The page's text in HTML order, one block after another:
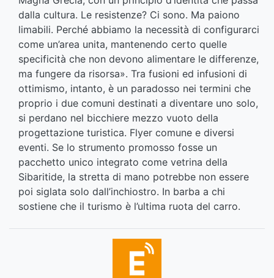
dalla cultura. Le resistenze? Ci sono. Ma paiono
limabili. Perché abbiamo la necessità di configurarci
come un’area unita, mantenendo certo quelle
specificità che non devono alimentare le differenze,
ma fungere da risorsa». Tra fusioni ed infusioni di
ottimismo, intanto, è un paradosso nei termini che
proprio i due comuni destinati a diventare uno solo,
si perdano nel bicchiere mezzo vuoto della
progettazione turistica. Flyer comune e diversi
eventi. Se lo strumento promosso fosse un
pacchetto unico integrato come vetrina della
Sibaritide, la stretta di mano potrebbe non essere
poi siglata solo dall’inchiostro. In barba a chi
sostiene che il turismo è l’ultima ruota del carro.